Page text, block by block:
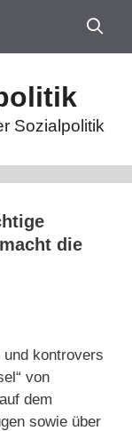
Sozialpolitik
die
kontrovers
von
dem
sowie über